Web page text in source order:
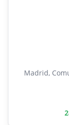
Madrid,